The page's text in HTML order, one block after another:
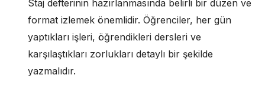
Staj defterinin hazırlanmasında belirli bir düzen ve
format izlemek önemlidir. Öğrenciler, her gün
yaptıkları işleri, öğrendikleri dersleri ve
karşılaştıkları zorlukları detaylı bir şekilde
yazmalıdır.